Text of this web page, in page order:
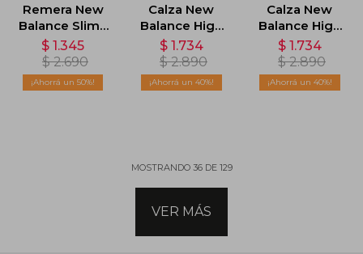
Remera New
Balance Slim -
Naranja
$ 1.345
$ 2.690
50
Calza New
Balance High
Rise - Negro
$ 1.734
$ 2.890
40
Calza New
Balance High
Rise - Beige
$ 1.734
$ 2.890
40
MOSTRANDO 36DE 129
VER MÁS